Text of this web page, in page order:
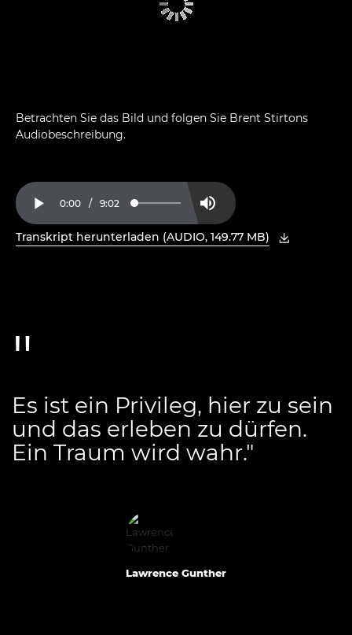
Betrachten Sie das Bild und folgen Sie Brent Stirtons
Audiobeschreibung.
Play Mute
Current
Time
0:00 / Duration
9:02 Loaded:
Transkript herunterladen (AUDIO, 149.77 MB)
, PDF in neuem Fenster öffnen
Lawrence Gunther
Es ist ein Privileg, hier zu sein
und das erleben zu dürfen.
Ein Traum wird wahr."